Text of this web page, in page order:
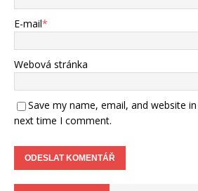
E-mail*
Webová stránka
Save my name, email, and website
next time I comment.